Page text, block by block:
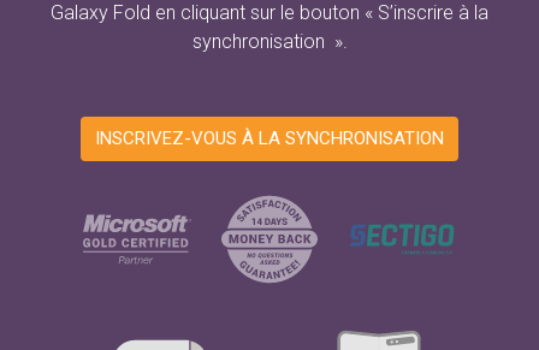
Galaxy Fold en cliquant sur le bouton « S’inscrire à la
synchronisation ».
INSCRIVEZ-VOUS À LA SYNCHRONISATION